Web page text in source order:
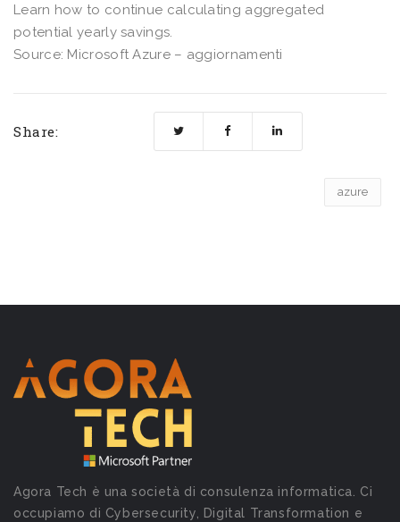
Learn how to continue calculating aggregated
potential yearly savings.
Source: Microsoft Azure – aggiornamenti
Share:
azure
Agora Tech è una società di consulenza informatica. Ci
occupiamo di Cybersecurity, Digital Transformation e